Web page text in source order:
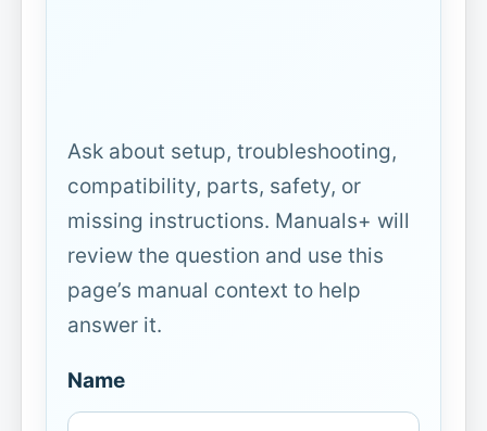
Ask about setup, troubleshooting,
compatibility, parts, safety, or
missing instructions. Manuals+ will
review the question and use this
page’s manual context to help
answer it.
Name